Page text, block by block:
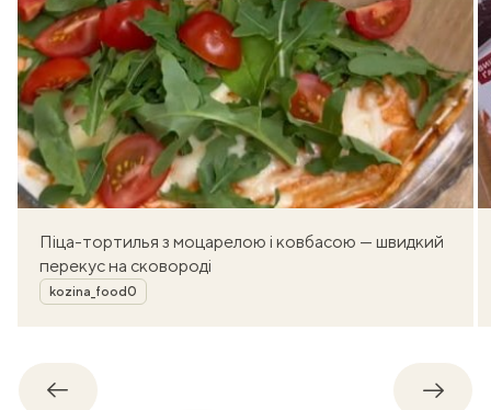
Піца-тортилья з моцарелою і ковбасою — швидкий
перекус на сковороді
Автор
kozina_food0
Назад